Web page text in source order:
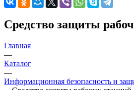
Средство защиты
Главная
—
Каталог
—
Информационная безопасность и